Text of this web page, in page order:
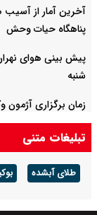
پناهگاه حیات وحش
شنبه
زمان برگزاری آژمون وکالت ۱۴۰۵
تبلیغات متنی
طلای آبشده